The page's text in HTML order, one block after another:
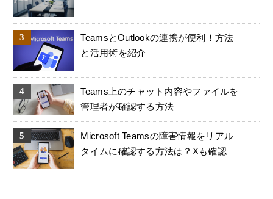
TeamsとOutlookの連携が便利！方法
と活用術を紹介
Teams上のチャット内容やファイルを
管理者が確認する方法
Microsoft Teamsの障害情報をリアル
タイムに確認する方法は？Xも確認